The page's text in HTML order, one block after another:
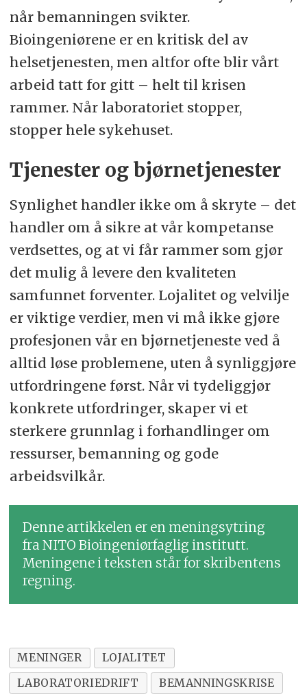
når bemanningen svikter.
Bioingeniørene er en kritisk del av
helsetjenesten, men altfor ofte blir vårt
arbeid tatt for gitt – helt til krisen
rammer. Når laboratoriet stopper,
stopper hele sykehuset.
Tjenester og bjørnetjenester
Synlighet handler ikke om å skryte – det
handler om å sikre at vår kompetanse
verdsettes, og at vi får rammer som gjør
det mulig å levere den kvaliteten
samfunnet forventer. Lojalitet og velvilje
er viktige verdier, men vi må ikke gjøre
profesjonen vår en bjørnetjeneste ved å
alltid løse problemene, uten å synliggjøre
utfordringene først. Når vi tydeliggjør
konkrete utfordringer, skaper vi et
sterkere grunnlag i forhandlinger om
ressurser, bemanning og gode
arbeidsvilkår.
Denne artikkelen er en meningsytring
fra NITO Bioingeniørfaglig institutt.
Meningene i teksten står for skribentens
regning.
MENINGER
LOJALITET
LABORATORIEDRIFT
BEMANNINGSKRISE